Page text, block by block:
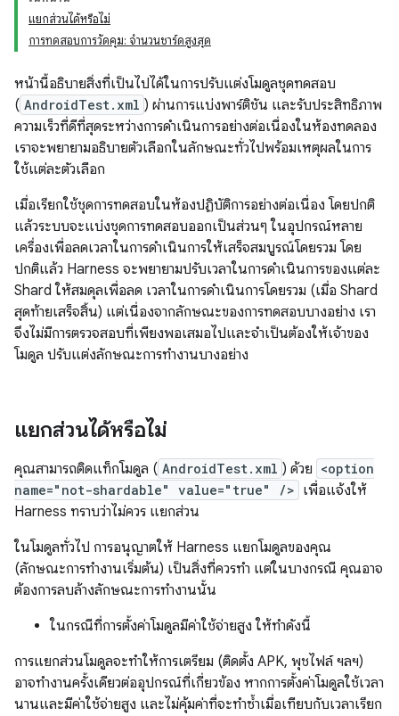
แยกส่วนได้หรือไม่
การทดสอบการวัดคุม: จำนวนชาร์ดสูงสุด
หน้านี้อธิบายสิ่งที่เป็นไปได้ในการปรับแต่งโมดูลชุดทดสอบ
( AndroidTest.xml ) ผ่านการแบ่งพาร์ติชัน และรับประสิทธิภาพ
ความเร็วที่ดีที่สุดระหว่างการดำเนินการอย่างต่อเนื่องในห้องทดลอง
เราจะพยายามอธิบายตัวเลือกในลักษณะทั่วไปพร้อมเหตุผลในการ
ใช้แต่ละตัวเลือก
เมื่อเรียกใช้ชุดการทดสอบในห้องปฏิบัติการอย่างต่อเนื่อง โดยปกติ
แล้วระบบจะแบ่งชุดการทดสอบออกเป็นส่วนๆ ในอุปกรณ์หลาย
เครื่องเพื่อลดเวลาในการดำเนินการให้เสร็จสมบูรณ์โดยรวม โดย
ปกติแล้ว Harness จะพยายามปรับเวลาในการดำเนินการของแต่ละ
Shard ให้สมดุลเพื่อลด เวลาในการดำเนินการโดยรวม (เมื่อ Shard
สุดท้ายเสร็จสิ้น) แต่เนื่องจากลักษณะของการทดสอบบางอย่าง เรา
จึงไม่มีการตรวจสอบที่เพียงพอเสมอไปและจำเป็นต้องให้เจ้าของ
โมดูล ปรับแต่งลักษณะการทำงานบางอย่าง
แยกส่วนได้หรือไม่
คุณสามารถติดแท็กโมดูล ( AndroidTest.xml ) ด้วย <option
name="not-shardable" value="true" /> เพื่อแจ้งให้
Harness ทราบว่าไม่ควร แยกส่วน
ในโมดูลทั่วไป การอนุญาตให้ Harness แยกโมดูลของคุณ
(ลักษณะการทำงานเริ่มต้น) เป็นสิ่งที่ควรทำ แต่ในบางกรณี คุณอาจ
ต้องการลบล้างลักษณะการทำงานนั้น
ในกรณีที่การตั้งค่าโมดูลมีค่าใช้จ่ายสูง ให้ทำดังนี้
การแยกส่วนโมดูลจะทำให้การเตรียม (ติดตั้ง APK, พุชไฟล์ ฯลฯ)
อาจทำงานครั้งเดียวต่ออุปกรณ์ที่เกี่ยวข้อง หากการตั้งค่าโมดูลใช้เวลา
นานและมีค่าใช้จ่ายสูง และไม่คุ้มค่าที่จะทำซ้ำเมื่อเทียบกับเวลาเรียก